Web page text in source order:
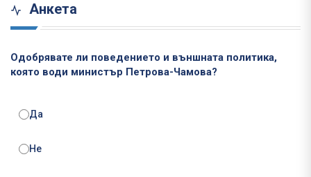
Анкета
Одобрявате ли поведението и външната политика,
която води министър Петрова-Чамова?
Да
Не